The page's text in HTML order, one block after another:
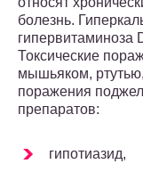
болезнь.
гипервитаминоза
Токсические
мышьяком,
поражения
препаратов:
гипотиазид,